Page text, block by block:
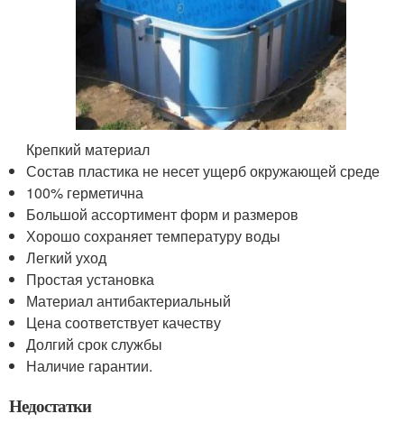
Крепкий материал
Состав пластика не несет ущерб окружающей среде
100% герметична
Большой ассортимент форм и размеров
Хорошо сохраняет температуру воды
Легкий уход
Простая установка
Материал антибактериальный
Цена соответствует качеству
Долгий срок службы
Наличие гарантии.
Недостатки